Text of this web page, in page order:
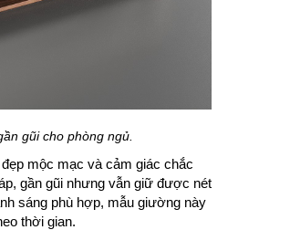
gũi cho phòng ngủ.
mộc mạc và cảm giác chắc
gần gũi nhưng vẫn giữ được nét
sáng phù hợp, mẫu giường này
thời gian.